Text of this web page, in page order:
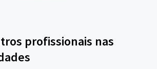
profissionais nas